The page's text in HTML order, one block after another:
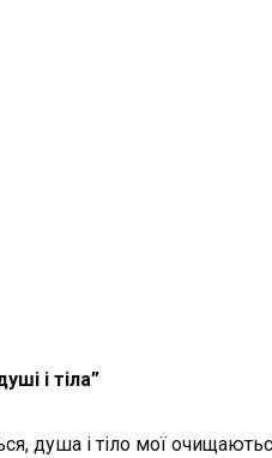
і тіла”
душа і тіло мої